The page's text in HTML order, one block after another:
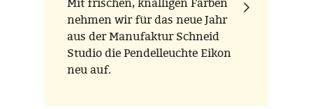
Mit frischen, knalligen Farben
nehmen wir für das neue Jahr
aus der Manufaktur Schneid
Studio die Pendelleuchte Eikon
neu auf.